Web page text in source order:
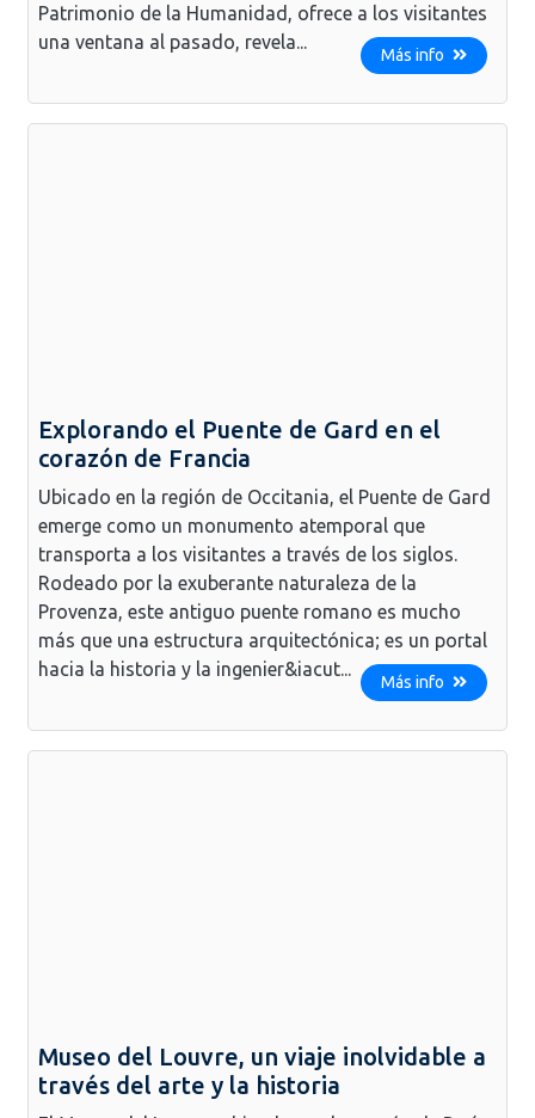
Patrimonio de la Humanidad, ofrece a los visitantes
una ventana al pasado, revela...
Más info
Explorando el Puente de Gard en el
corazón de Francia
Ubicado en la región de Occitania, el Puente de Gard
emerge como un monumento atemporal que
transporta a los visitantes a través de los siglos.
Rodeado por la exuberante naturaleza de la
Provenza, este antiguo puente romano es mucho
más que una estructura arquitectónica; es un portal
hacia la historia y la ingenier&iacut...
Más info
Museo del Louvre, un viaje inolvidable a
través del arte y la historia